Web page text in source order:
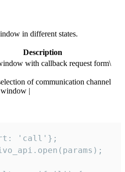
in different states.
Description
with callback request form\
of communication channel
|
'call'};